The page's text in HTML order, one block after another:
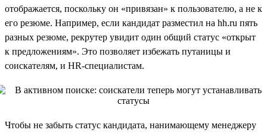
отображается, поскольку он «привязан» к пользователю, а не к
его резюме. Например, если кандидат разместил на hh.ru пять
разных резюме, рекрутер увидит один общий статус «открыт
к предложениям». Это позволяет избежать путаницы и
соискателям, и HR-специалистам.
Чтобы не забыть статус кандидата, нанимающему менеджеру